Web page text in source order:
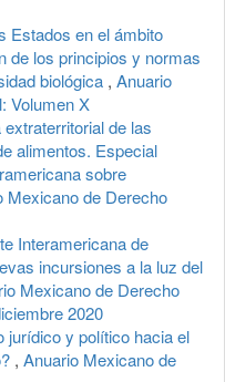
Estados en el ámbito
de los principios y normas
biológica , Anuario
Volumen X
de las
alimentos. Especial
sobre
Mexicano de Derecho
Interamericana de
incursiones a la luz del
Mexicano de Derecho
2020
jurídico y político hacia el
, Anuario Mexicano de